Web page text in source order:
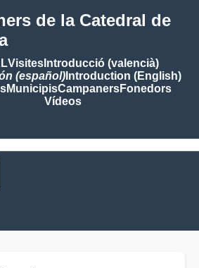
de la Catedral de
VisitesIntroducció (valencià)
(español)Introduction (English)
MunicipisCampanersFonedors
Vídeos